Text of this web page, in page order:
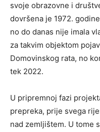
svoje obrazovne i
dovršena je 1972.
no do danas nije imala
za takvim objektom
Domovinskog rata, no
tek 2022.
U pripremnoj fazi
prepreka, prije svega
nad zemljištem. U tome